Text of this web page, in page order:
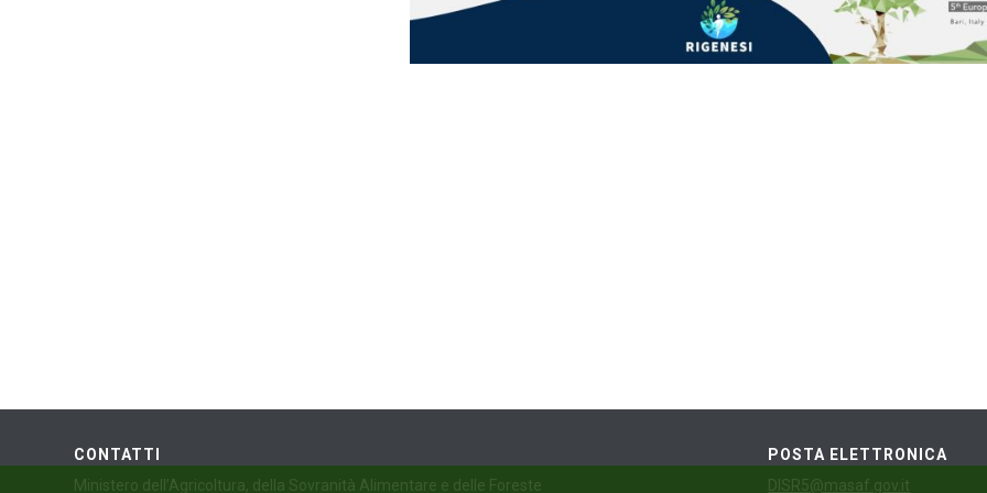
CONTATTI
Ministero dell’Agricoltura, della Sovranità Alimentare e delle Foreste
POSTA ELETTRONICA
DISR5@masaf.gov.it